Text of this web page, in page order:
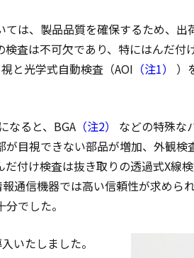
ては、製品品質を確保するため、出
検査は不可欠であり、特にはんだ付
と光学式自動検査（AOI （注1）
）
なると、BGA （注2）
などの特殊な
が目視できない部品が増加、外観検
だ付け検査は抜き取りの透過式X線
通信機器では高い信頼性が求めら
でした。
いたしました。